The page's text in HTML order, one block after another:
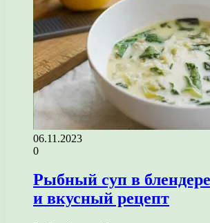
06.11.2023
0
Рыбный суп в
и вкусный рецепт